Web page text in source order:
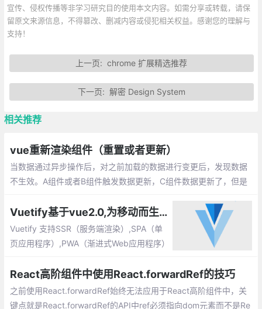
宣传、侵权传播等非学习研究目的使用本文内容。如需分享或转载，请保
留原文来源信息，不得篡改、删减内容或侵犯相关权益。感谢您的理解与
支持！
上一页:chrome 扩展精选推荐
下一页: 解密 Design System
相关推荐
vue重新渲染组件（重置或者更新）
当数据通过异步操作后，对之前加载的数据进行变更后，发现数据
不生效。A组件或者B组件触发数据更新，C组件数据更新了，但是
Vuetify基于vue2.0,为移动而生的组件框架
Vuetify 支持SSR（服务端渲染）,SPA（单
页应用程序）,PWA（渐进式Web应用程序）
框架，试图推动前端开发发展到一个新的水
平。
React高阶组件中使用React.forwardRef的技巧
之前使用React.forwardRef始终无法应用于React高阶组件中，关
键点就是React.forwardRef的API中ref必须指向dom元素而不是Re